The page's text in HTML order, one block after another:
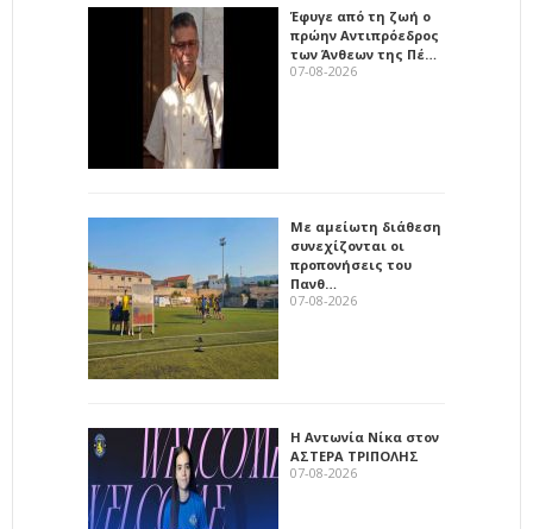
Έφυγε από τη ζωή ο
πρώην Αντιπρόεδρος
των Άνθεων της Πέ…
07-08-2026
Με αμείωτη διάθεση
συνεχίζονται οι
προπονήσεις του
Πανθ…
07-08-2026
Η Αντωνία Νίκα στον
ΑΣΤΕΡΑ ΤΡΙΠΟΛΗΣ
07-08-2026